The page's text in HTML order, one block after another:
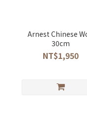
Arnest Chinese
30cm
NT$1,950